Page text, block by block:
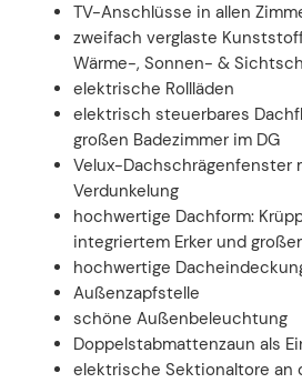
TV-Anschlüsse in allen
zweifach verglaste
Wärme-, Sonnen- &
elektrische Rollläden
elektrisch steuerbares
großen Badezimmer im DG
Velux-Dachschrägenfenster
Verdunkelung
hochwertige Dachform:
integriertem Erker und
hochwertige
Außenzapfstelle
schöne Außenbeleuchtung
Doppelstabmattenzaun als
elektrische Sektionaltore an